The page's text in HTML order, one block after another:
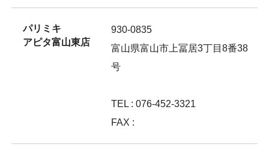
パリミキ
アピタ富山東店
930-0835
富山県富山市上冨居3丁目8番38
号
TEL : 076-452-3321
FAX :